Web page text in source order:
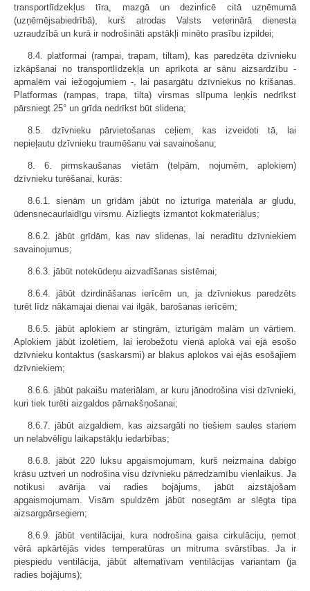
transportlīdzekļus tīra, mazgā un dezinficē citā uzņēmumā
(uzņēmējsabiedrībā), kurš atrodas Valsts veterinārā dienesta
uzraudzībā un kurā ir nodrošināti apstākļi minēto prasību izpildei;
8.4. platformai (rampai, trapam, tiltam), kas paredzēta dzīvnieku
izkāpšanai no transportlīdzekļa un aprīkota ar sānu aizsardzību -
apmalēm vai iežogojumiem -, lai pasargātu dzīvniekus no krišanas.
Platformas (rampas, trapa, tilta) virsmas slīpuma leņķis nedrīkst
pārsniegt 25° un grīda nedrīkst būt slidena;
8.5. dzīvnieku pārvietošanas ceļiem, kas izveidoti tā, lai
nepieļautu dzīvnieku traumēšanu vai savainošanu;
8. 6. pirmskaušanas vietām (telpām, nojumēm, aplokiem)
dzīvnieku turēšanai, kurās:
8.6.1. sienām un grīdām jābūt no izturīga materiāla ar gludu,
ūdensnecaurlaidīgu virsmu. Aizliegts izmantot kokmateriālus;
8.6.2. jābūt grīdām, kas nav slidenas, lai neradītu dzīvniekiem
savainojumus;
8.6.3. jābūt notekūdeņu aizvadīšanas sistēmai;
8.6.4. jābūt dzirdināšanas ierīcēm un, ja dzīvniekus paredzēts
turēt līdz nākamajai dienai vai ilgāk, barošanas ierīcēm;
8.6.5. jābūt aplokiem ar stingrām, izturīgām malām un vārtiem.
Aplokiem jābūt izolētiem, lai ierobežotu vienā aplokā vai ejā esošo
dzīvnieku kontaktus (saskarsmi) ar blakus aplokos vai ejās esošajiem
dzīvniekiem;
8.6.6. jābūt pakaišu materiālam, ar kuru jānodrošina visi dzīvnieki,
kuri tiek turēti aizgaldos pārnakšņošanai;
8.6.7. jābūt aizgaldiem, kas aizsargāti no tiešiem saules stariem
un nelabvēlīgu laikapstākļu iedarbības;
8.6.8. jābūt 220 luksu apgaismojumam, kurš neizmaina dabīgo
krāsu uztveri un nodrošina visu dzīvnieku pārredzamību vienlaikus. Ja
notikusi avārija vai radies bojājums, jābūt aizstājošam
apgaismojumam. Visām spuldzēm jābūt nosegtām ar slēgta tipa
aizsargpārsegiem;
8.6.9. jābūt ventilācijai, kura nodrošina gaisa cirkulāciju, ņemot
vērā apkārtējās vides temperatūras un mitruma svārstības. Ja ir
piespiedu ventilācija, jābūt alternatīvam ventilācijas variantam (ja
radies bojājums);